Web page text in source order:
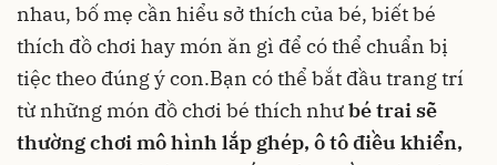
nhau, bố mẹ cần hiểu sở thích của bé, biết bé
thích đồ chơi hay món ăn gì để có thể chuẩn bị
tiệc theo đúng ý con.Bạn có thể bắt đầu trang trí
từ những món đồ chơi bé thích nhưbé trai sẽ
thường chơi mô hình lắp ghép, ô tô điều khiển,